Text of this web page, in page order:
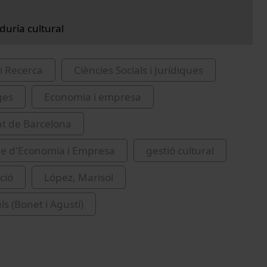
cultural
Recerca
Ciències Socials i Jurídiques
Economia i empresa
de Barcelona
d'Economia i Empresa
gestió cultural
López, Marisol
(Bonet i Agustí)